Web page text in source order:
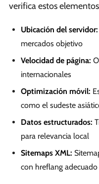
verifica estos
Ubicación del servidor:
mercados objetivo
Velocidad de página:
internacionales
Optimización móvil:
como el sudeste
Datos estructurados:
para relevancia local
Sitemaps XML:
con hreflang adecuado